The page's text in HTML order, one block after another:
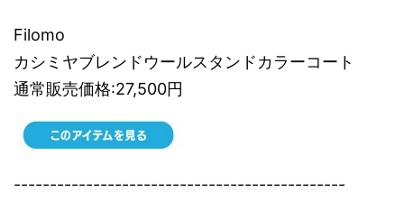
Filomo
カシミヤブレンドウールスタンドカラーコート
通常販売価格:27,500円
----------------------------------------------